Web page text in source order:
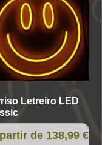
Letreiro LED
de 138,99 €